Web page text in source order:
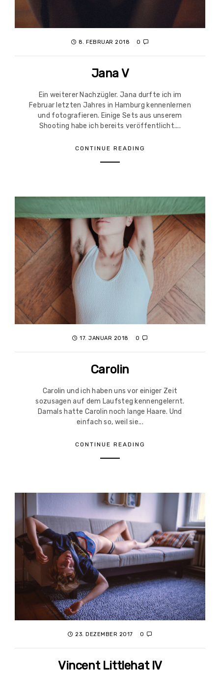
8. FEBRUAR 2018 0
Jana V
Ein weiterer Nachzügler. Jana durfte ich im
Februar letzten Jahres in Hamburg kennenlernen
und fotografieren. Einige Sets aus unserem
Shooting habe ich bereits veröffentlicht....
CONTINUE READING
17. JANUAR 2018 0
Carolin
Carolin und ich haben uns vor einiger Zeit
sozusagen auf dem Laufsteg kennengelernt.
Damals hatte Carolin noch lange Haare. Und
einfach so, weil sie...
CONTINUE READING
23. DEZEMBER 2017 0
Vincent Littlehat IV